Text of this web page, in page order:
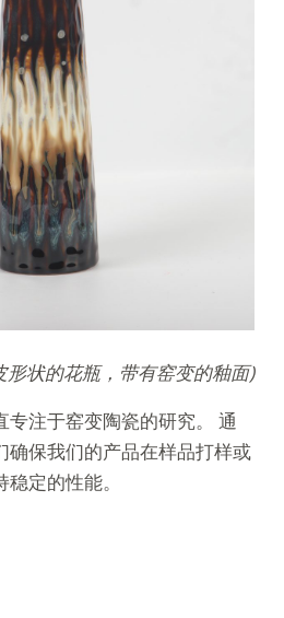
形状的花瓶，带有窑变的釉面)
注于窑变陶瓷的研究。 通
确保我们的产品在样品打样或
定的性能。